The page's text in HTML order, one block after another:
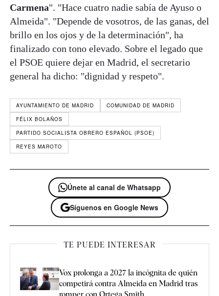
Carmena". "Hace cuatro nadie sabía de Ayuso o
Almeida". "Depende de vosotros, de las ganas, del
brillo en los ojos y de la determinación", ha
finalizado con tono elevado. Sobre el legado que
el PSOE quiere dejar en Madrid, el secretario
general ha dicho: "dignidad y respeto".
AYUNTAMIENTO DE MADRID
COMUNIDAD DE MADRID
FÉLIX BOLAÑOS
PARTIDO SOCIALISTA OBRERO ESPAÑOL (PSOE)
REYES MAROTO
Únete al canal de Whatsapp
Síguenos en Google News
TE PUEDE INTERESAR
Vox prolonga a 2027 la incógnita de quién
competirá contra Almeida en Madrid tras